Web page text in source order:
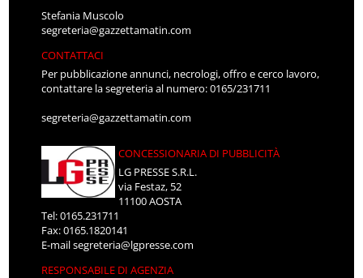
Stefania Muscolo
segreteria@gazzettamatin.com
CONTATTACI
Per pubblicazione annunci, necrologi, offro e cerco lavoro,
contattare la segreteria al numero: 0165/231711
segreteria@gazzettamatin.com
CONCESSIONARIA DI PUBBLICITÀ
LG PRESSE S.R.L.
via Festaz, 52
11100 AOSTA
Tel: 0165.231711
Fax: 0165.1820141
E-mailsegreteria@lgpresse.com
RESPONSABILE DI AGENZIA